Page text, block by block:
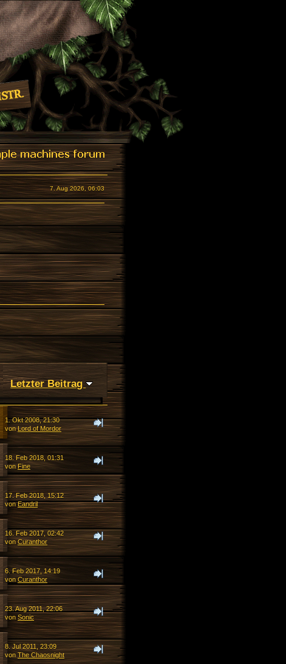
7. Aug 2026, 06:03
Letzter Beitrag
1. Okt 2008, 21:30
vonLord of Mordor
18. Feb 2018, 01:31
von Fine
17. Feb 2018, 15:12
vonEandril
16. Feb 2017, 02:42
vonCuranthor
6. Feb 2017, 14:19
vonCuranthor
23. Aug 2011, 22:06
vonSonic
8. Jul 2011, 23:09
von The Chaosnight